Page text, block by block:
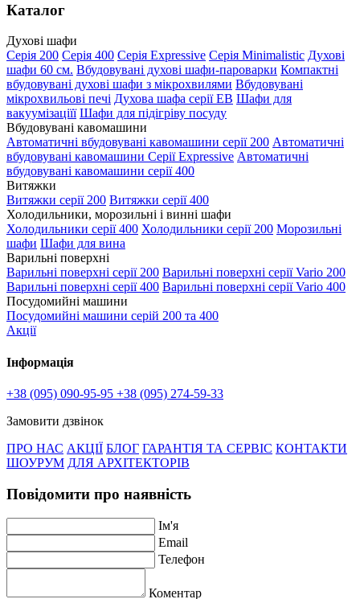
Каталог
Духові шафи
Серія 200 Серія 400 Серія Expressive Серія Minimalistic Духові
шафи 60 см. Вбудовувані духові шафи-пароварки Компактні
вбудовувані духові шафи з мікрохвилями Вбудовувані
мікрохвильові печі Духова шафа серії EB Шафи для
вакуумізаціїї Шафи для підігріву посуду
Вбудовувані кавомашини
Автоматичні вбудовувані кавомашини серії 200 Автоматичні
вбудовувані кавомашини Серії Expressive Автоматичні
вбудовувані кавомашини серії 400
Витяжки
Витяжки серії 200 Витяжки серії 400
Холодильники, морозильні і винні шафи
Холодильники серії 400 Холодильники серії 200 Морозильні
шафи Шафи для вина
Варильні поверхні
Варильні поверхні серії 200 Варильні поверхні серії Vario 200
Варильні поверхні серії 400 Варильні поверхні серії Vario 400
Посудомийні машини
Посудомийні машини серій 200 та 400
Акції
Інформація
+38 (095) 090-95-95 +38 (095) 274-59-33
Замовити дзвінок
ПРО НАС АКЦІЇ БЛОГ ГАРАНТІЯ ТА СЕРВІС КОНТАКТИ
ШОУРУМ ДЛЯ АРХІТЕКТОРІВ
Повідомити про наявність
Ім'я
Email
Телефон
Коментар